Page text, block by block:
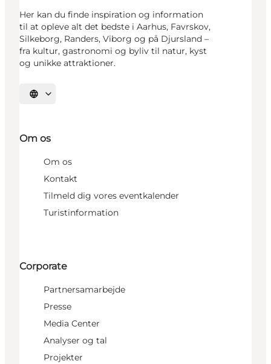
Her kan du finde inspiration og information
til at opleve alt det bedste i Aarhus, Favrskov,
Silkeborg, Randers, Viborg og på Djursland –
fra kultur, gastronomi og byliv til natur, kyst
og unikke attraktioner.
Vælg sprog
Om os
Om os
Kontakt
Tilmeld dig vores eventkalender
Turistinformation
Corporate
Partnersamarbejde
Presse
Media Center
Analyser og tal
Projekter